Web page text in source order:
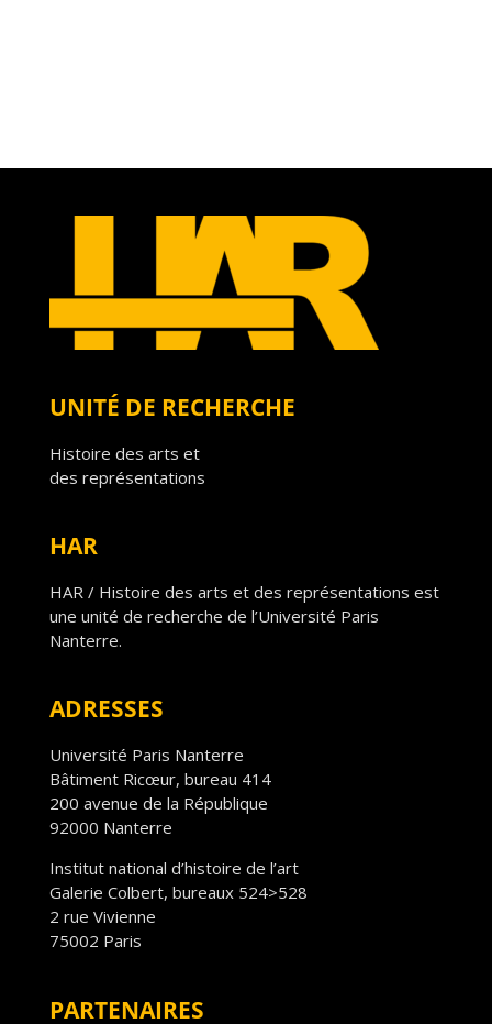
UNITÉ DE RECHERCHE
Histoire des arts et
des représentations
HAR
HAR / Histoire des arts et des représentations est
une unité de recherche de l’Université Paris
Nanterre.
ADRESSES
Université Paris Nanterre
Bâtiment Ricœur, bureau 414
200 avenue de la République
92000 Nanterre
Institut national d’histoire de l’art
Galerie Colbert, bureaux 524>528
2 rue Vivienne
75002 Paris
PARTENAIRES